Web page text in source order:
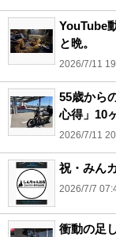
YouTube
と晩。
2026/7/11
55歳から
心得」10
2026/7/11
祝・みん
2026/7/7
衝動の足